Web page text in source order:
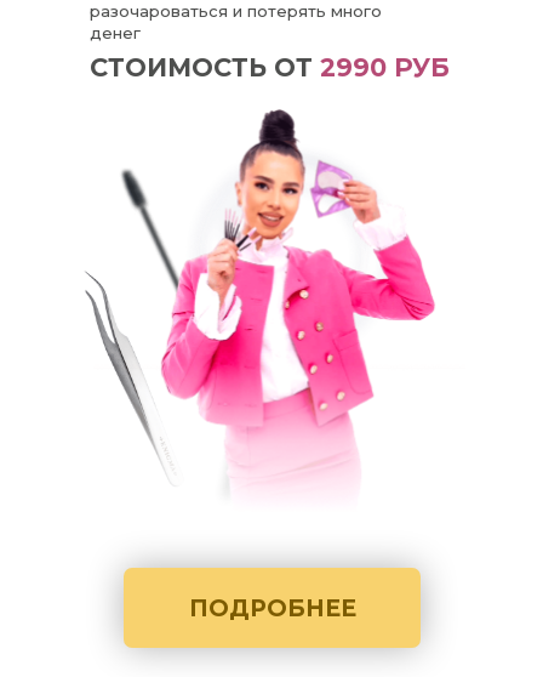
ПОДРОБНЕЕ
СТОИМОСТЬ ОТ 2990 РУБ
разочароваться и потерять много
денег